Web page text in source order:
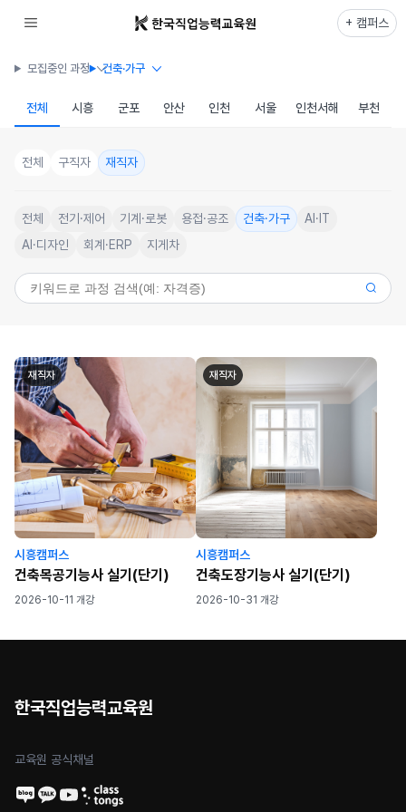
+ 캠퍼스
모집중인 과정 건축·가구
전체 시흥 군포 안산 인천 서울 인천서해 부천
전체 구직자 재직자
전체 전기·제어 기계·로봇 용접·공조 건축·가구
AI·IT
AI·디자인
회계·ERP 지게차
재직자
시흥캠퍼스
건축목공기능사 실기(단기)
2026-10-11 개강
재직자
시흥캠퍼스
건축도장기능사 실기(단기)
2026-10-31 개강
한국직업능력교육원
교육원 공식채널